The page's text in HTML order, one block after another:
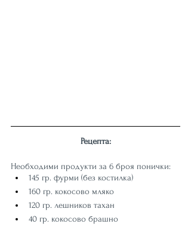
Рецепта:
Необходими продукти за 6 броя понички:
145 гр. фурми (без костилка)
160 гр. кокосово мляко
120 гр. лешников тахан
40 гр. кокосово брашно